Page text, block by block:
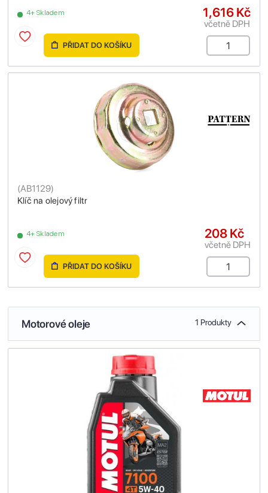
4+ Skladem 1,616 Kč
včetně DPH
PŘIDAT DO KOŠÍKU
Klíč na olejový filtr
(AB1129)
4+ Skladem 208 Kč
včetně DPH
PŘIDAT DO KOŠÍKU
Motorové oleje 1 Produkty